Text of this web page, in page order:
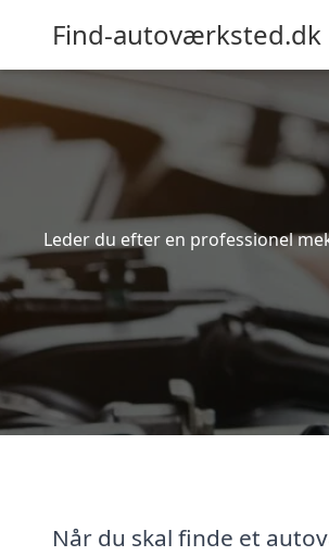
Find-autoværksted.dk
Leder du efter en professionel
Når du skal finde et